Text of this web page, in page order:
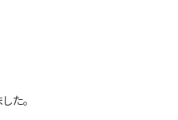
た。